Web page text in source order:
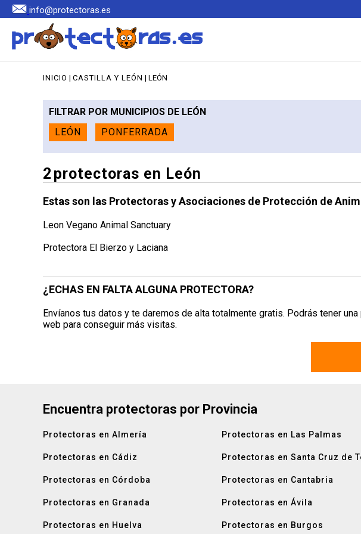
info@protectoras.es
INICIO | CASTILLA Y LEÓN | LEÓN
FILTRAR POR MUNICIPIOS DE LEÓN
LEÓN
PONFERRADA
2 protectoras en León
Estas son las Protectoras y Asociaciones de Protección de
Leon Vegano Animal Sanctuary
Protectora El Bierzo y Laciana
¿ECHAS EN FALTA ALGUNA PROTECTORA?
Envíanos tus datos y te daremos de alta totalmente gratis. Podrás tener
web para conseguir más visitas.
Encuentra protectoras por Provincia
Protectoras en Almería
Protectoras en Cádiz
Protectoras en Córdoba
Protectoras en Granada
Protectoras en Huelva
Protectoras en Las Palmas
Protectoras en Santa Cruz de
Protectoras en Cantabria
Protectoras en Ávila
Protectoras en Burgos